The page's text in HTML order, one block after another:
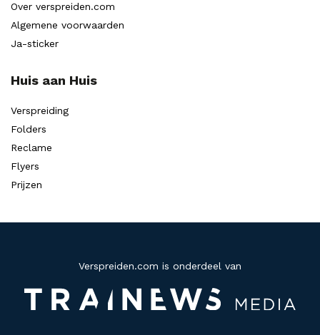
Over verspreiden.com
Algemene voorwaarden
Ja-sticker
Huis aan Huis
Verspreiding
Folders
Reclame
Flyers
Prijzen
Verspreiden.com is onderdeel van